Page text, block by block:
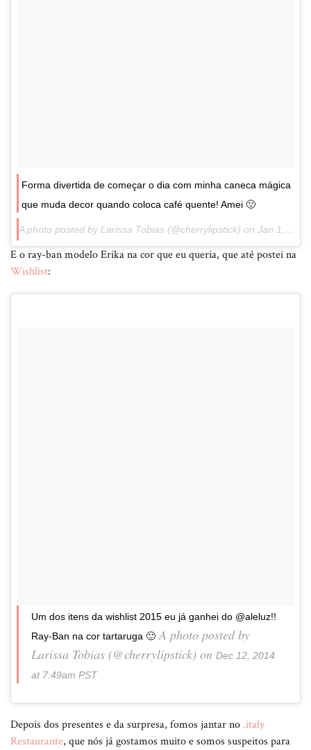
Forma divertida de começar o dia com minha caneca mágica
que muda decor quando coloca café quente! Amei 🙂
A photo posted by Larissa Tobias (@cherrylipstick) on Jan 1, 2015 at 4:49am PST
E o ray-ban modelo Erika na cor que eu queria, que até postei na
Wishlist:
Um dos itens da wishlist 2015 eu já ganhei do @aleluz!!
Ray-Ban na cor tartaruga 🙂 A photo posted by
Larissa Tobias (@cherrylipstick) on Dec 12, 2014
at 7:49am PST
Depois dos presentes e da surpresa, fomos jantar no .italy
Restaurante, que nós já gostamos muito e somos suspeitos para